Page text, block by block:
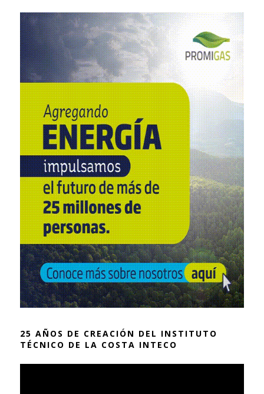
25 AÑOS DE CREACIÓN DEL INSTITUTO
TÉCNICO DE LA COSTA INTECO